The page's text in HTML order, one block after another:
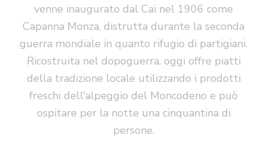
venne inaugurato dal Cai nel 1906 come
Capanna Monza, distrutta durante la seconda
guerra mondiale in quanto rifugio di partigiani.
Ricostruita nel dopoguerra, oggi offre piatti
della tradizione locale utilizzando i prodotti
freschi dell'alpeggio del Moncodeno e può
ospitare per la notte una cinquantina di
persone.